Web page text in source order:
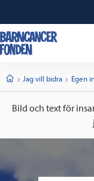
StartJag vill bidra Egen
Bild och text för